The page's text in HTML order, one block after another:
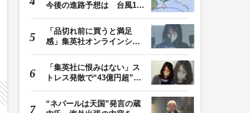
今後の進路予想は 台風13
「品切れ前に買うと満足
感」集英社オンラインショ
「集英社に恨みはない」ス
トレス発散で“43億円超”の
“ネパールは天国”発言の蔵